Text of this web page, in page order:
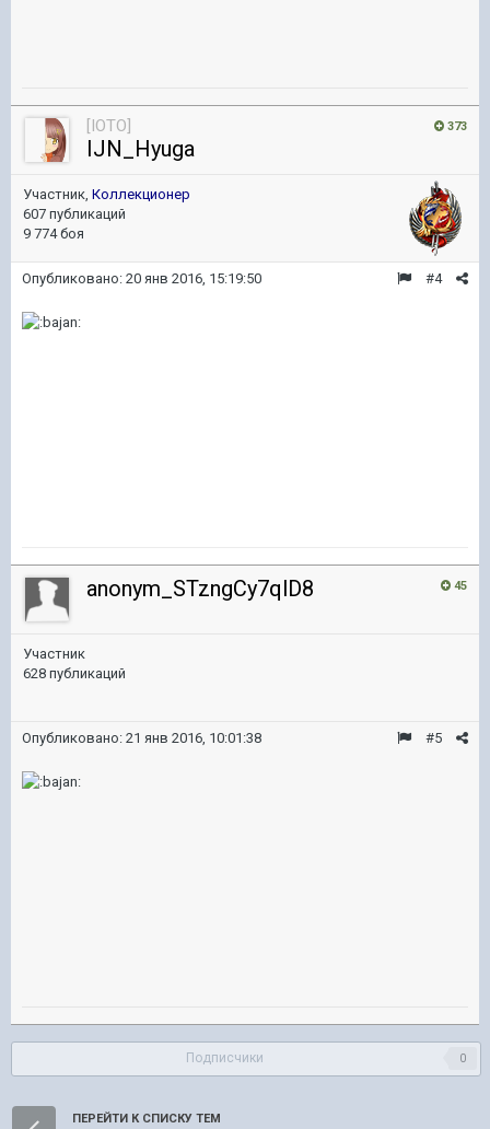
373
[IOTO]
IJN_Hyuga
Участник, Коллекционер
607 публикаций
9 774 боя
#4
Опубликовано: 20 янв 2016, 15:19:50
45
anonym_STzngCy7qlD8
Участник
628 публикаций
#5
Опубликовано: 21 янв 2016, 10:01:38
Подписчики 0
ПЕРЕЙТИ К СПИСКУ ТЕМ